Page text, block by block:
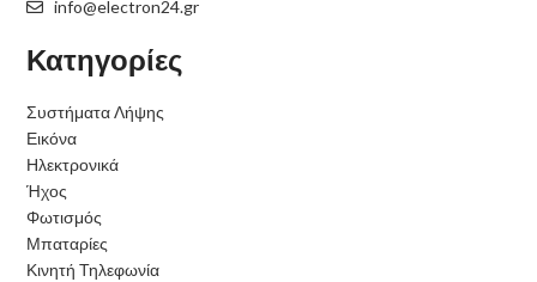
info@electron24.gr
Κατηγορίες
Συστήματα Λήψης
Εικόνα
Ηλεκτρονικά
Ήχος
Φωτισμός
Μπαταρίες
Κινητή Τηλεφωνία